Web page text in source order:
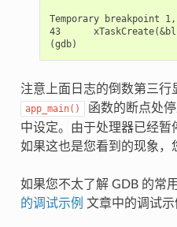
Temporary breakpoint
43
注意上面日志的倒数第三行
app_main() 函数的断点处
中设定。由于处理器已经暂
如果这也是您看到的现象，
如果您不太了解 GDB 的常
的调试示例 文章中的调试示